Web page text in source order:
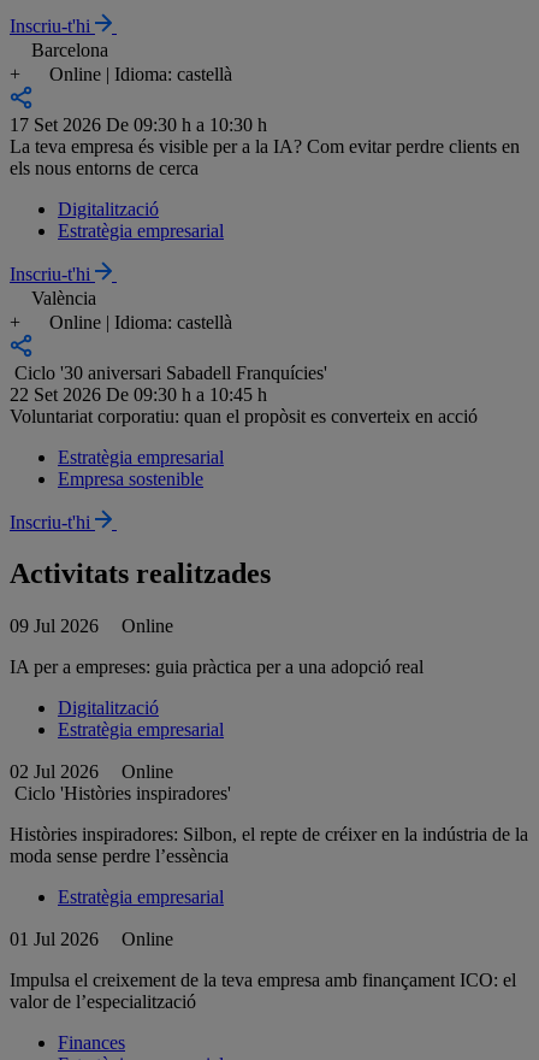
Inscriu-t'hi
Barcelona
+
Online | Idioma: castellà
17 Set 2026 De 09:30 h a 10:30 h
La teva empresa és visible per a la IA? Com evitar perdre clients en
els nous entorns de cerca
Digitalització
Estratègia empresarial
Inscriu-t'hi
València
+
Online | Idioma: castellà
Ciclo '30 aniversari Sabadell Franquícies'
22 Set 2026 De 09:30 h a 10:45 h
Voluntariat corporatiu: quan el propòsit es converteix en acció
Estratègia empresarial
Empresa sostenible
Inscriu-t'hi
Activitats realitzades
09 Jul 2026
Online
IA per a empreses: guia pràctica per a una adopció real
Digitalització
Estratègia empresarial
02 Jul 2026
Online
Ciclo 'Històries inspiradores'
Històries inspiradores: Silbon, el repte de créixer en la indústria de la
moda sense perdre l’essència
Estratègia empresarial
01 Jul 2026
Online
Impulsa el creixement de la teva empresa amb finançament ICO: el
valor de l’especialització
Finances